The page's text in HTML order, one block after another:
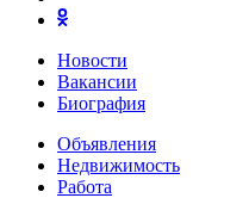
Новости
Вакансии
Биография
Объявления
Недвижимость
Работа